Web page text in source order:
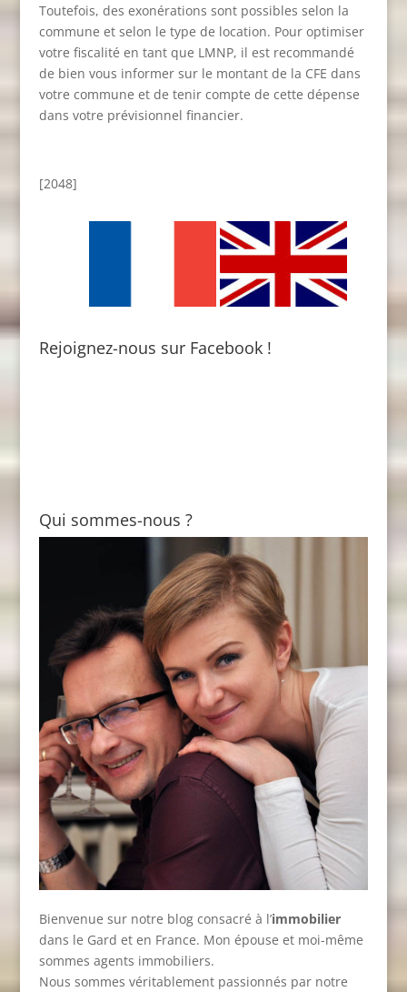
Toutefois, des exonérations sont possibles selon la
commune et selon le type de location. Pour optimiser
votre fiscalité en tant que LMNP, il est recommandé
de bien vous informer sur le montant de la CFE dans
votre commune et de tenir compte de cette dépense
dans votre prévisionnel financier.
[2048]
Rejoignez-nous sur Facebook !
Qui sommes-nous ?
Bienvenue sur notre blog consacré à l’immobilier
dans le Gard et en France. Mon épouse et moi-même
sommes agents immobiliers.
Nous sommes véritablement passionnés par notre